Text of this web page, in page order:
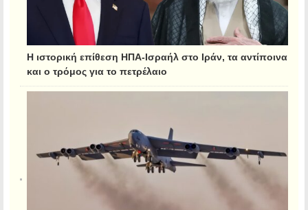
Η ιστορική επίθεση ΗΠΑ-Ισραήλ στο Ιράν, τα αντίποινα
και ο τρόμος για το πετρέλαιο